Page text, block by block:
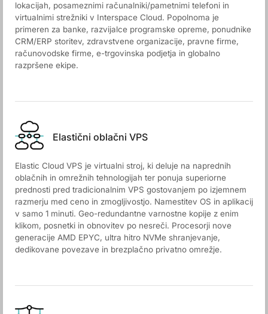
lokacijah, posameznimi računalniki/pametnimi telefoni in
virtualnimi strežniki v Interspace Cloud. Popolnoma je
primeren za banke, razvijalce programske opreme, ponudnike
CRM/ERP storitev, zdravstvene organizacije, pravne firme,
računovodske firme, e-trgovinska podjetja in globalno
razpršene ekipe.
Elastični oblačni VPS
Elastic Cloud VPS je virtualni stroj, ki deluje na naprednih
oblačnih in omrežnih tehnologijah ter ponuja superiorne
prednosti pred tradicionalnim VPS gostovanjem po izjemnem
razmerju med ceno in zmogljivostjo. Namestitev OS in aplikacij
v samo 1 minuti. Geo-redundantne varnostne kopije z enim
klikom, posnetki in obnovitev po nesreči. Procesorji nove
generacije AMD EPYC, ultra hitro NVMe shranjevanje,
dedikovane povezave in brezplačno privatno omrežje.